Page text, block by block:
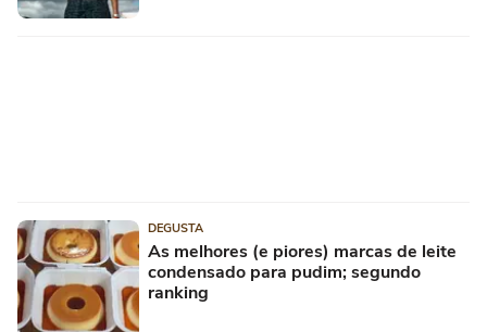
DEGUSTA
As melhores (e piores) marcas de leite
condensado para pudim; segundo
ranking